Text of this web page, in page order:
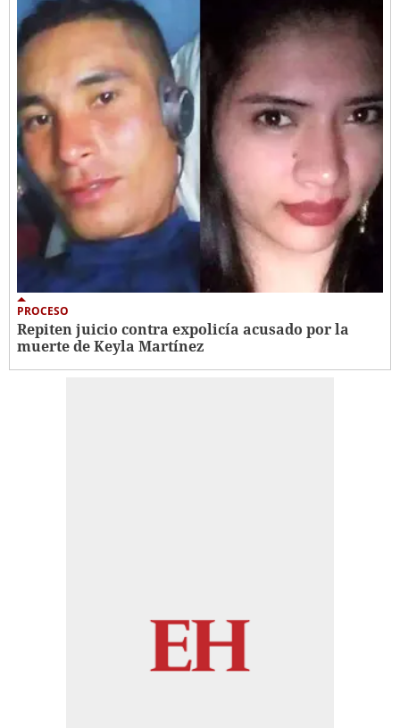
PROCESO
Repiten juicio contra expolicía acusado por la
muerte de Keyla Martínez